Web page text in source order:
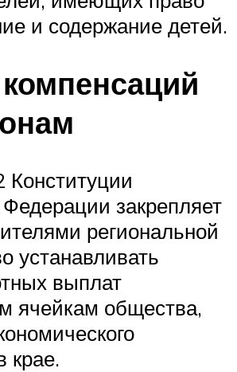
и содержание детей.
закрепляет
региональной
устанавливать
выплат
ячейкам общества,
крае.